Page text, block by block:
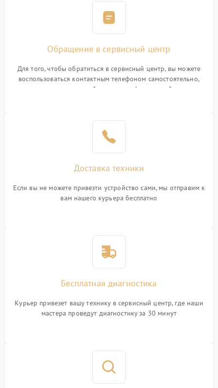
Обращение в сервисный центр
Для того, чтобы обратиться в сервисный центр, вы можете
воспользоваться контактным телефоном самостоятельно,
или оставить свой номер телефона на сайте
Доставка техники
Если вы не можете привезти устройство сами, мы отправим к
вам нашего курьера бесплатно
Бесплатная диагностика
Курьер привезет вашу технику в сервисный центр, где наши
мастера проведут диагностику за 30 минут